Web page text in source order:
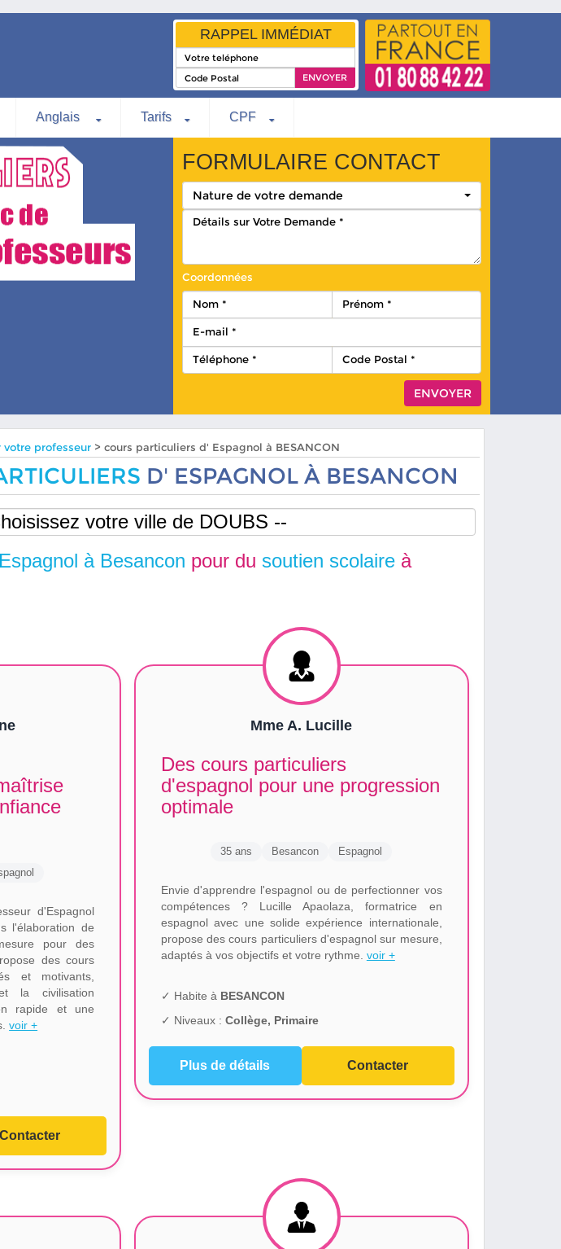
RAPPEL IMMÉDIAT
Anglais Tarifs CPF
FORMULAIRE CONTACT
Nature de votre demande
Coordonnées
votre professeur > cours particuliers d' Espagnol à BESANCON
D' ESPAGNOL À BESANCON
à Besancon pour du soutien scolaire à
d'Espagnol
l'élaboration de
pour des
des cours
et motivants,
la civilisation
rapide et une
voir +
Contacter
Mme A. Lucille
Des cours particuliers
d'espagnol pour une progression
optimale
35 ans Besancon Espagnol
Envie d'apprendre l'espagnol ou de perfectionner vos
compétences ? Lucille Apaolaza, formatrice en
espagnol avec une solide expérience internationale,
propose des cours particuliers d'espagnol sur mesure,
adaptés à vos objectifs et votre rythme. voir +
✓ Habite à BESANCON
✓ Niveaux : Collège, Primaire
Plus de détails Contacter